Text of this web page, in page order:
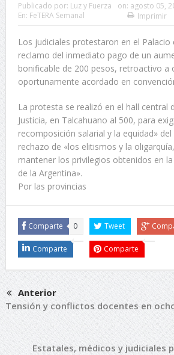
Publicado por: Luz y Fuerza on: agosto 05,
En: FeTERA Semanal Imprimir
Los judiciales protestaron en el Palacio
reclamo del inmediato pago de un
bonificable de 200 pesos, retroactivo a
oportunamente acordado en
La protesta se realizó en el hall central
Justicia, en Talcahuano al 500, para
recomposición salarial y la equidad»
rechazo de «los elitismos y la
mantener los privilegios obtenidos en
de la Argentina».
Por las provincias
Comparte 0 Tweet
Comparte Comparte
Anterior
Tensión y conflictos docentes en
Estatales, médicos y judiciales